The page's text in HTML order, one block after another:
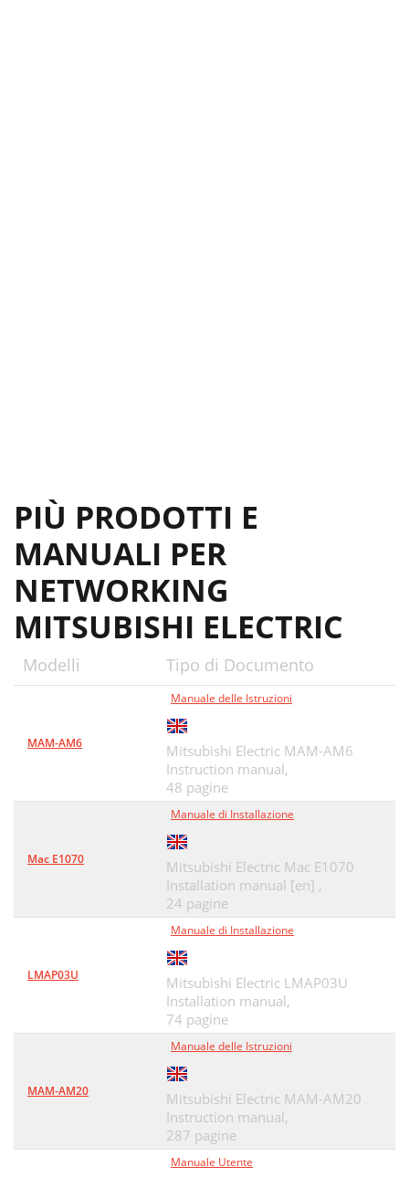
PIÙ PRODOTTI E
MANUALI PER
NETWORKING
MITSUBISHI ELECTRIC
Modelli Tipo di Documento
MAM-AM6
Manuale delle Istruzioni
Mitsubishi Electric MAM-AM6
Instruction manual,
48 pagine
Mac E1070
Manuale di Installazione
Mitsubishi Electric Mac E1070
Installation manual [en] ,
24 pagine
LMAP03U
Manuale di Installazione
Mitsubishi Electric LMAP03U
Installation manual,
74 pagine
MAM-AM20
Manuale delle Istruzioni
Mitsubishi Electric MAM-AM20
Instruction manual,
287 pagine
Manuale Utente